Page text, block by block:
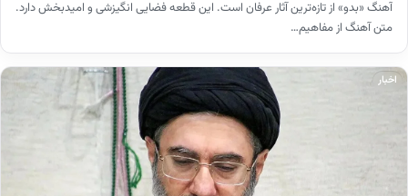
آهنگ «بدو» از تازه‌ترین آثار عرفان است. این قطعه فضایی انگیزشی و امیدبخش دارد.
متن آهنگ از مفاهیم…
اخبار